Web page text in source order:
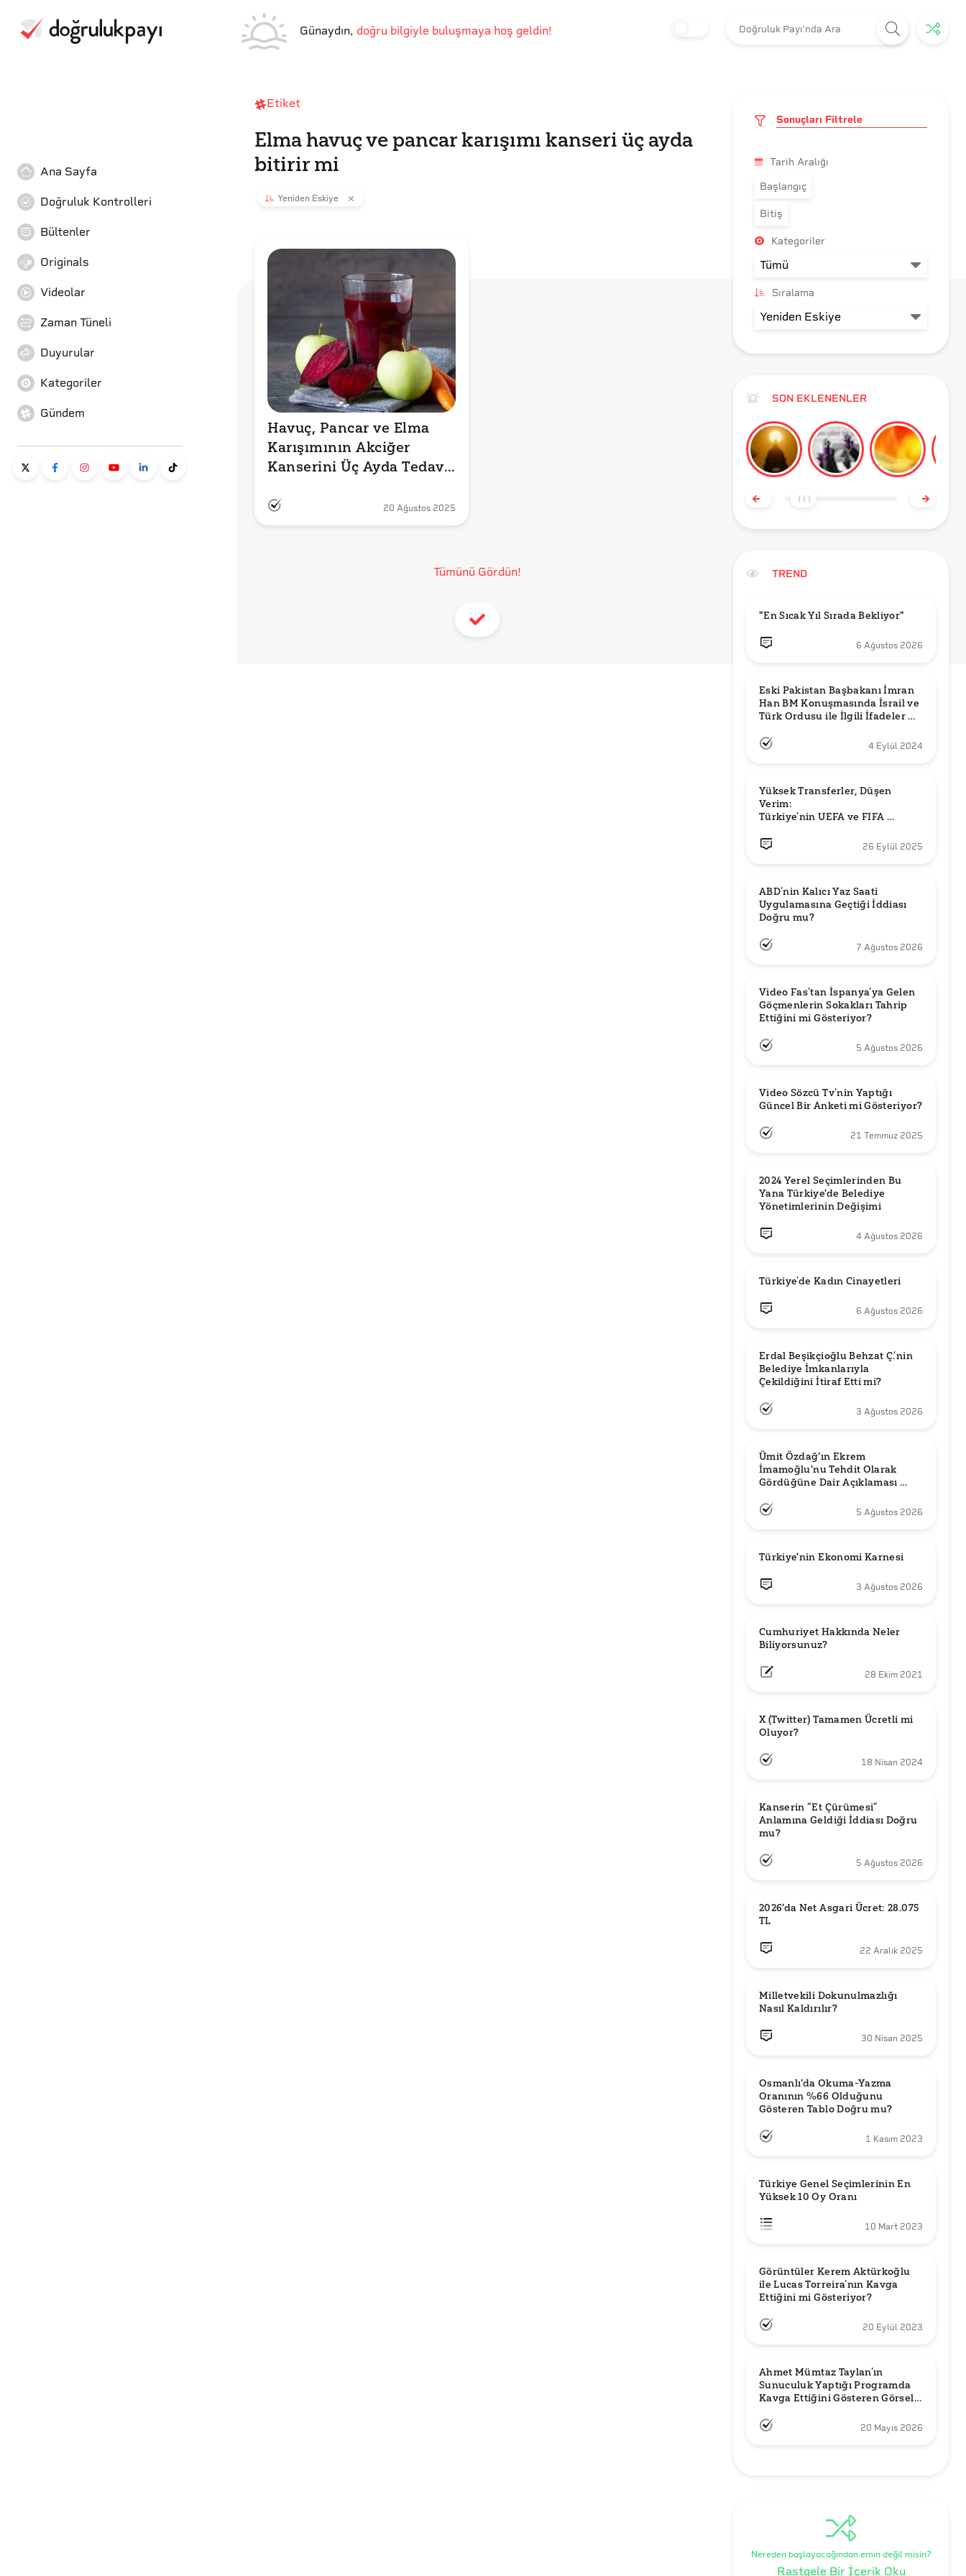
Günaydın, doğru bilgiyle buluşmaya hoş geldin!
Ana Sayfa
Doğruluk Kontrolleri
Bültenler
Originals
Videolar
Zaman Tüneli
Duyurular
Kategoriler
Gündem
Etiket
Elma havuç ve pancar karışımı kanseri üç ayda
bitirir mi
Yeniden Eskiye
Havuç, Pancar ve Elma
Karışımının Akciğer
Kanserini Üç Ayda Tedavi
20 Ağustos 2025
Tümünü Gördün!
Sonuçları Filtrele
Tarih Aralığı
Başlangıç
Bitiş
Kategoriler
Sıralama
SON EKLENENLER
TREND
"En Sıcak Yıl Sırada Bekliyor"
6 Ağustos 2026
Eski Pakistan Başbakanı İmran
Han BM Konuşmasında İsrail ve
Türk Ordusu ile İlgili İfadeler mi
4 Eylül 2024
Yüksek Transferler, Düşen
Verim:
Türkiye’nin UEFA ve FIFA
26 Eylül 2025
ABD’nin Kalıcı Yaz Saati
Uygulamasına Geçtiği İddiası
Doğru mu?
7 Ağustos 2026
Video Fas’tan İspanya’ya Gelen
Göçmenlerin Sokakları Tahrip
Ettiğini mi Gösteriyor?
5 Ağustos 2026
Video Sözcü Tv’nin Yaptığı
Güncel Bir Anketi mi Gösteriyor?
21 Temmuz 2025
2024 Yerel Seçimlerinden Bu
Yana Türkiye'de Belediye
Yönetimlerinin Değişimi
4 Ağustos 2026
Türkiye’de Kadın Cinayetleri
6 Ağustos 2026
Erdal Beşikçioğlu Behzat Ç.’nin
Belediye İmkanlarıyla
3 Ağustos 2026
Ümit Özdağ'ın Ekrem
İmamoğlu'nu Tehdit Olarak
Gördüğüne Dair Açıklaması
5 Ağustos 2026
Türkiye'nin Ekonomi Karnesi
3 Ağustos 2026
Cumhuriyet Hakkında Neler
Biliyorsunuz?
28 Ekim 2021
X (Twitter) Tamamen Ücretli mi
Oluyor?
18 Nisan 2024
Kanserin “Et Çürümesi”
Anlamına Geldiği İddiası Doğru
mu?
5 Ağustos 2026
2026'da Net Asgari Ücret: 28.075
TL
22 Aralık 2025
Milletvekili Dokunulmazlığı
Nasıl Kaldırılır?
30 Nisan 2025
Osmanlı'da Okuma-Yazma
Oranının %66 Olduğunu
Gösteren Tablo Doğru mu?
1 Kasım 2023
Türkiye Genel Seçimlerinin En
Yüksek 10 Oy Oranı
10 Mart 2023
Görüntüler Kerem Aktürkoğlu
ile Lucas Torreira’nın Kavga
Ettiğini mi Gösteriyor?
20 Eylül 2023
Ahmet Mümtaz Taylan’ın
Sunuculuk Yaptığı Programda
Kavga Ettiğini Gösteren Görsel
20 Mayıs 2026
Nereden başlayacağından emin değil misin?
Rastgele Bir İçerik Oku